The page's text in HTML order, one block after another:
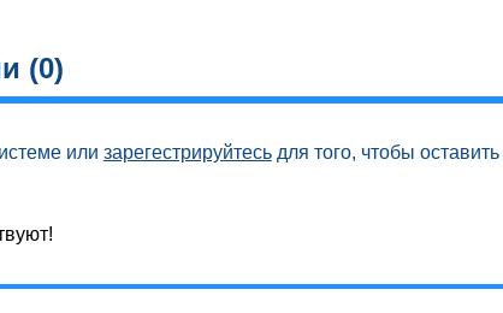
(0)
или зарегестрируйтесьдля того, чтобы оставить